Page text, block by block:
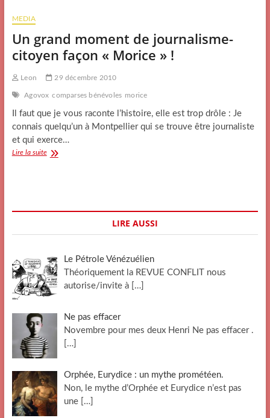
MEDIA
Un grand moment de journalisme-
citoyen façon « Morice » !
Leon 29 décembre 2010
Agovox comparses bénévoles morice
Il faut que je vous raconte l’histoire, elle est trop drôle : Je
connais quelqu’un à Montpellier qui se trouve être journaliste
et qui exerce…
Lire la suiteUn
!
LIRE AUSSI
Le Pétrole Vénézuélien
Théoriquement la REVUE CONFLIT nous
autorise/invite à
[…]
Ne pas effacer
Novembre pour mes deux Henri Ne pas effacer .
[…]
Orphée, Eurydice : un mythe prométéen.
Non, le mythe d’Orphée et Eurydice n’est pas
une
[…]